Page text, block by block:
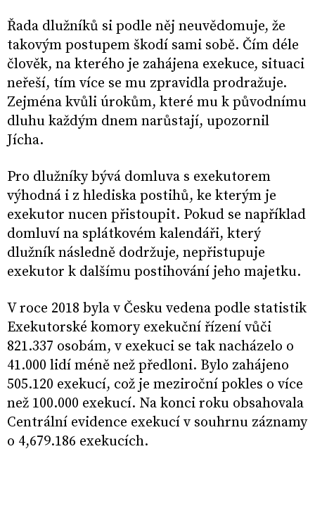
Řada dlužníků si podle něj neuvědomuje, že
takovým postupem škodí sami sobě. Čím déle
člověk, na kterého je zahájena exekuce, situaci
neřeší, tím více se mu zpravidla prodražuje.
Zejména kvůli úrokům, které mu k původnímu
dluhu každým dnem narůstají, upozornil
Jícha.
Pro dlužníky bývá domluva s exekutorem
výhodná i z hlediska postihů, ke kterým je
exekutor nucen přistoupit. Pokud se například
domluví na splátkovém kalendáři, který
dlužník následně dodržuje, nepřistupuje
exekutor k dalšímu postihování jeho majetku.
V roce 2018 byla v Česku vedena podle statistik
Exekutorské komory exekuční řízení vůči
821.337 osobám, v exekuci se tak nacházelo o
41.000 lidí méně než předloni. Bylo zahájeno
505.120 exekucí, což je meziroční pokles o více
než 100.000 exekucí. Na konci roku obsahovala
Centrální evidence exekucí v souhrnu záznamy
o 4,679.186 exekucích.